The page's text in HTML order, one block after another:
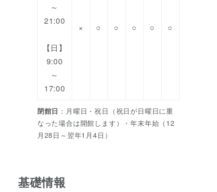
～
21:00
【日】
9:00
～
17:00
× ○ ○ ○ ○ ○
閉館日 ：月曜日・祝日（祝日が日曜日に重
なった場合は開館します）・年末年始（12
月28日～翌年1月4日）
基礎情報